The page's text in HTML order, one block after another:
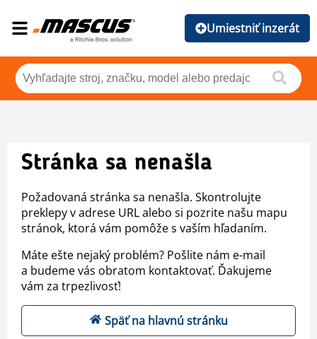
Umiestniť inzerát
Stránka sa nenašla
Požadovaná stránka sa nenašla. Skontrolujte
preklepy v adrese URL alebo si pozrite našu mapu
stránok, ktorá vám pomôže s vaším hľadaním.
Máte ešte nejaký problém? Pošlite nám e-mail
a budeme vás obratom kontaktovať. Ďakujeme
vám za trpezlivosť!
Späť na hlavnú stránku